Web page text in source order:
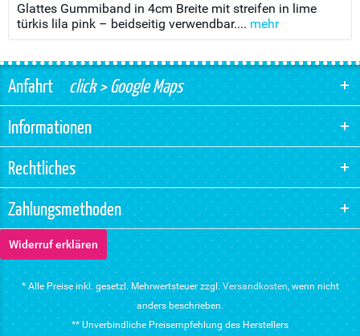
Glattes Gummiband in 4cm Breite mit streifen in lime
türkis lila pink – beidseitig verwendbar.... mehr
Anfahrtclick > Google Maps
Informationen
Rechtliches
Zahlungsmethoden
Widerruf erklären
* Alle Preise inkl. gesetzl. Mehrwertsteuer zzgl. Versandkosten, wenn nicht
anders beschrieben.
** Unverbindliche Preisempfehlung des Herstellers